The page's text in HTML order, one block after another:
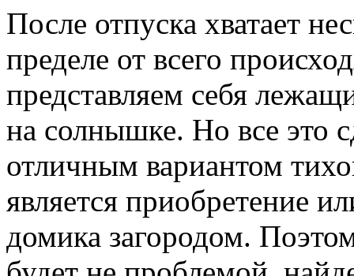
После отпуска хватает
пределе от всего
представляем себя
на солнышке. Но все это
отличным вариантом
является приобретение
домика загородом.